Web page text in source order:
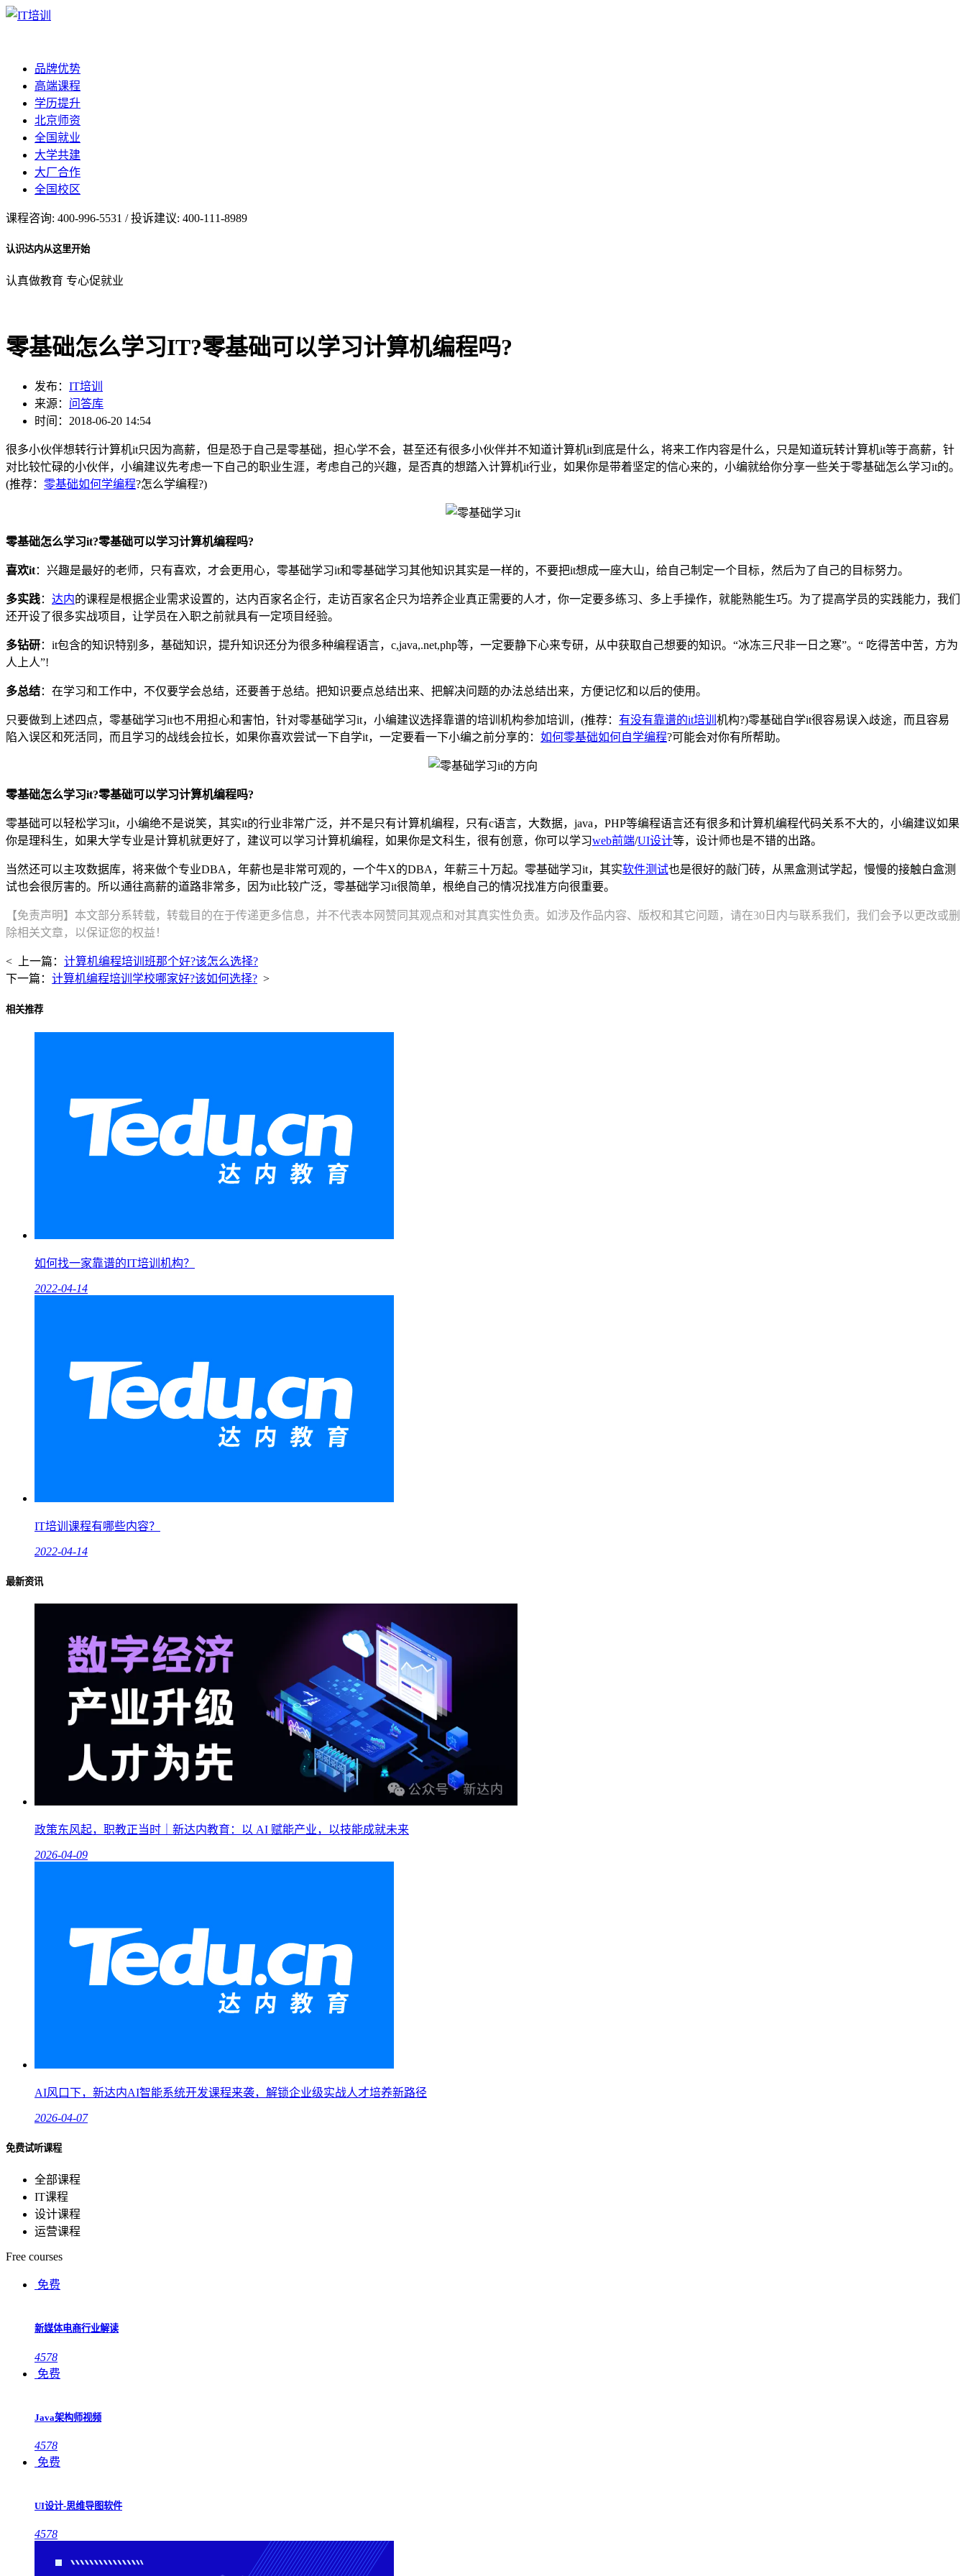
品牌优势
高端课程
学历提升
北京师资
全国就业
大学共建
大厂合作
全国校区
课程咨询: 400-996-5531 / 投诉建议: 400-111-8989
认识达内从这里开始
认真做教育 专心促就业
零基础怎么学习IT?零基础可以学习计算机编程吗?
发布： IT培训
来源： 问答库
时间：2018-06-20 14:54
很多小伙伴想转行计算机it只因为高薪，但是恐于自己是零基础，担心学不会，甚至还有很多小伙伴并不知道计算机it到底是什么，将来工作内容是什么，只是知道玩转计算机it等于高薪，针
对比较忙碌的小伙伴，小编建议先考虑一下自己的职业生涯，考虑自己的兴趣，是否真的想踏入计算机it行业，如果你是带着坚定的信心来的，小编就给你分享一些关于零基础怎么学习it的。
(推荐： 零基础如何学编程?怎么学编程?)
零基础怎么学习it?零基础可以学习计算机编程吗?
喜欢it：兴趣是最好的老师，只有喜欢，才会更用心，零基础学习it和零基础学习其他知识其实是一样的，不要把it想成一座大山，给自己制定一个目标，然后为了自己的目标努力。
多实践： 达内的课程是根据企业需求设置的，达内百家名企行，走访百家名企只为培养企业真正需要的人才，你一定要多练习、多上手操作，就能熟能生巧。为了提高学员的实践能力，我们
还开设了很多实战项目，让学员在入职之前就具有一定项目经验。
多钻研：it包含的知识特别多，基础知识，提升知识还分为很多种编程语言，c,java,.net,php等，一定要静下心来专研，从中获取自己想要的知识。“冰冻三尺非一日之寒”。“ 吃得苦中苦，方为
人上人”!
多总结：在学习和工作中，不仅要学会总结，还要善于总结。把知识要点总结出来、把解决问题的办法总结出来，方便记忆和以后的使用。
只要做到上述四点，零基础学习it也不用担心和害怕，针对零基础学习it，小编建议选择靠谱的培训机构参加培训，(推荐： 有没有靠谱的it培训 机构?)零基础自学it很容易误入歧途，而且容易
陷入误区和死活同，而且学习的战线会拉长，如果你喜欢尝试一下自学it，一定要看一下小编之前分享的： 如何零基础如何自学编程?可能会对你有所帮助。
零基础怎么学习it?零基础可以学习计算机编程吗?
零基础可以轻松学习it，小编绝不是说笑，其实it的行业非常广泛，并不是只有计算机编程，只有c语言，大数据，java，PHP等编程语言还有很多和计算机编程代码关系不大的，小编建议如果
你是理科生，如果大学专业是计算机就更好了，建议可以学习计算机编程，如果你是文科生，很有创意，你可以学习web前端/UI设计等，设计师也是不错的出路。
当然还可以主攻数据库，将来做个专业DBA，年薪也是非常可观的，一个牛X的DBA，年薪三十万起。零基础学习it，其实软件测试也是很好的敲门砖，从黑盒测试学起，慢慢的接触白盒测
试也会很厉害的。所以通往高薪的道路非常多，因为it比较广泛，零基础学习it很简单，根绝自己的情况找准方向很重要。
【免责声明】本文部分系转载，转载目的在于传递更多信息，并不代表本网赞同其观点和对其真实性负责。如涉及作品内容、版权和其它问题，请在30日内与联系我们，我们会予以更改或删
除相关文章，以保证您的权益！
< 上一篇： 计算机编程培训班那个好?该怎么选择?
下一篇： 计算机编程培训学校哪家好?该如何选择? >
相关推荐
如何找一家靠谱的IT培训机构？
2022-04-14
IT培训课程有哪些内容？
2022-04-14
最新资讯
政策东风起，职教正当时｜新达内教育：以 AI 赋能产业，以技能成就未来
2026-04-09
AI风口下，新达内AI智能系统开发课程来袭，解锁企业级实战人才培养新路径
2026-04-07
免费试听课程
全部课程
IT课程
设计课程
运营课程
Free courses
免费
新媒体电商行业解读
4578
免费
Java架构师视频
4578
免费
UI设计-思维导图软件
4578